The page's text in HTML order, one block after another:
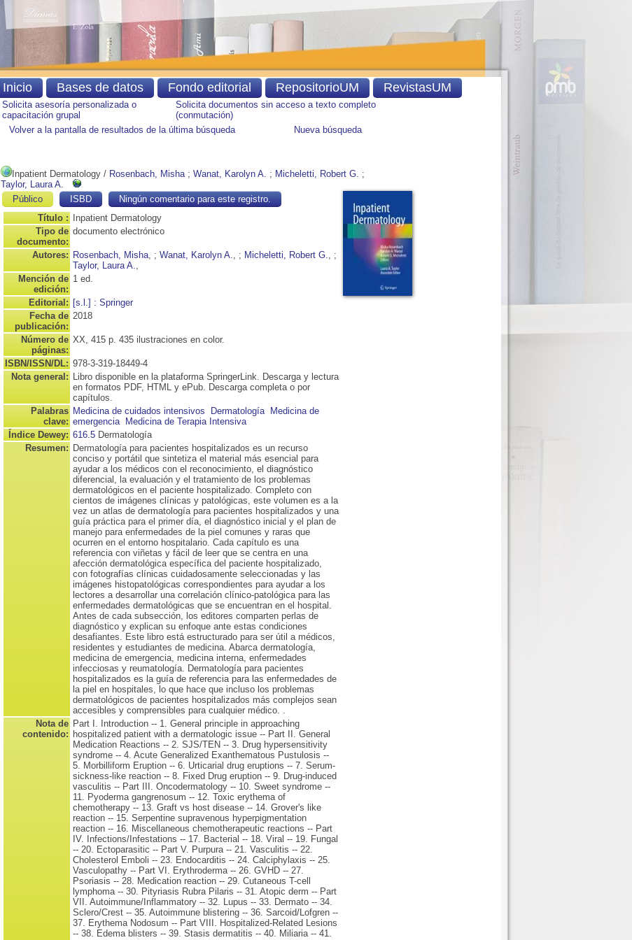
Solicita asesoría personalizada o
capacitación grupal
Solicita documentos sin acceso a texto completo
(conmutación)
Volver a la pantalla de resultados de la última búsqueda
Nueva búsqueda
Inpatient Dermatology / Rosenbach, Misha; Wanat, Karolyn A. ; Micheletti, Robert G. ;
Taylor, Laura A.
Público
ISBD
Ningún comentario para este registro.
Título :
Inpatient Dermatology
Tipo de
documento:
documento electrónico
Autores: Rosenbach, Misha, ; Wanat, Karolyn A., ; Micheletti, Robert G., ;
Taylor, Laura A.,
Mención de
edición:
1 ed.
Editorial: [s.l.] : Springer
Fecha de
publicación:
2018
Número de
páginas:
XX, 415 p. 435 ilustraciones en color.
ISBN/ISSN/DL: 978-3-319-18449-4
Nota general: Libro disponible en la plataforma SpringerLink. Descarga y lectura
en formatos PDF, HTML y ePub. Descarga completa o por
capítulos.
Palabras
clave:
Medicina de cuidados intensivos Dermatología
Medicina de
emergencia
Medicina de Terapia Intensiva
Índice Dewey: 616.5 Dermatología
Resumen: Dermatología para pacientes hospitalizados es un recurso
conciso y portátil que sintetiza el material más esencial para
ayudar a los médicos con el reconocimiento, el diagnóstico
diferencial, la evaluación y el tratamiento de los problemas
dermatológicos en el paciente hospitalizado. Completo con
cientos de imágenes clínicas y patológicas, este volumen es a la
vez un atlas de dermatología para pacientes hospitalizados y una
guía práctica para el primer día, el diagnóstico inicial y el plan de
manejo para enfermedades de la piel comunes y raras que
ocurren en el entorno hospitalario. Cada capítulo es una
referencia con viñetas y fácil de leer que se centra en una
afección dermatológica específica del paciente hospitalizado,
con fotografías clínicas cuidadosamente seleccionadas y las
imágenes histopatológicas correspondientes para ayudar a los
lectores a desarrollar una correlación clínico-patológica para las
enfermedades dermatológicas que se encuentran en el hospital.
Antes de cada subsección, los editores comparten perlas de
diagnóstico y explican su enfoque ante estas condiciones
desafiantes. Este libro está estructurado para ser útil a médicos,
residentes y estudiantes de medicina. Abarca dermatología,
medicina de emergencia, medicina interna, enfermedades
infecciosas y reumatología. Dermatología para pacientes
hospitalizados es la guía de referencia para las enfermedades de
la piel en hospitales, lo que hace que incluso los problemas
dermatológicos de pacientes hospitalizados más complejos sean
accesibles y comprensibles para cualquier médico. .
Nota de
contenido:
Part I. Introduction -- 1. General principle in approaching
hospitalized patient with a dermatologic issue -- Part II. General
Medication Reactions -- 2. SJS/TEN -- 3. Drug hypersensitivity
syndrome -- 4. Acute Generalized Exanthematous Pustulosis --
5. Morbilliform Eruption -- 6. Urticarial drug eruptions -- 7. Serum-
sickness-like reaction -- 8. Fixed Drug eruption -- 9. Drug-induced
vasculitis -- Part III. Oncodermatology -- 10. Sweet syndrome --
11. Pyoderma gangrenosum -- 12. Toxic erythema of
chemotherapy -- 13. Graft vs host disease -- 14. Grover's like
reaction -- 15. Serpentine supravenous hyperpigmentation
reaction -- 16. Miscellaneous chemotherapeutic reactions -- Part
IV. Infections/Infestations -- 17. Bacterial -- 18. Viral -- 19. Fungal
-- 20. Ectoparasitic -- Part V. Purpura -- 21. Vasculitis -- 22.
Cholesterol Emboli -- 23. Endocarditis -- 24. Calciphylaxis -- 25.
Vasculopathy -- Part VI. Erythroderma -- 26. GVHD -- 27.
Psoriasis -- 28. Medication reaction -- 29. Cutaneous T-cell
lymphoma -- 30. Pityriasis Rubra Pilaris -- 31. Atopic derm -- Part
VII. Autoimmune/Inflammatory -- 32. Lupus -- 33. Dermato -- 34.
Sclero/Crest -- 35. Autoimmune blistering -- 36. Sarcoid/Lofgren --
37. Erythema Nodosum -- Part VIII. Hospitalized-Related Lesions
-- 38. Edema blisters -- 39. Stasis dermatitis -- 40. Miliaria -- 41.
Inicio Bases de datos Fondo editorial RepositorioUM RevistasUM